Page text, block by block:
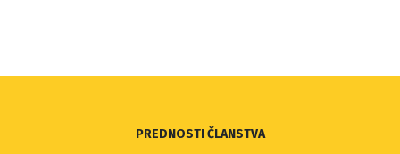
PREDNOSTI ČLANSTVA